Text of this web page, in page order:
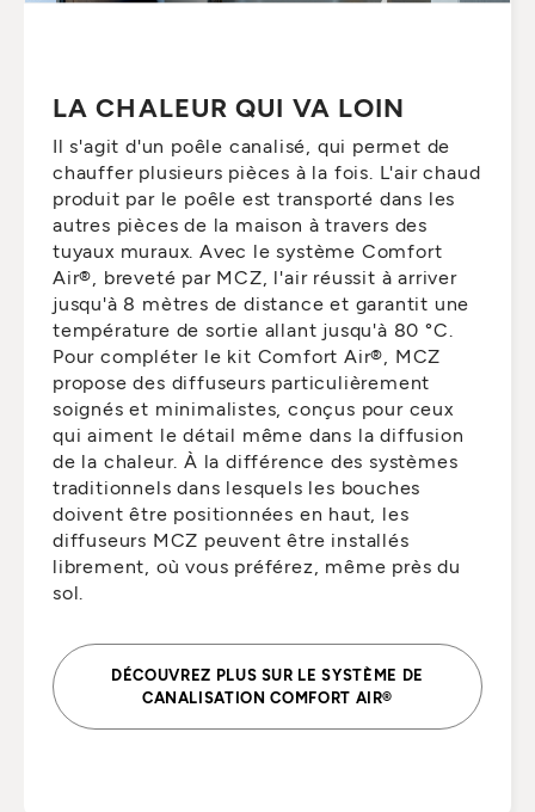
LA CHALEUR QUI VA LOIN
Il s'agit d'un poêle canalisé, qui permet de
chauffer plusieurs pièces à la fois. L'air chaud
produit par le poêle est transporté dans les
autres pièces de la maison à travers des
tuyaux muraux. Avec le système Comfort
Air®, breveté par MCZ, l'air réussit à arriver
jusqu'à 8 mètres de distance et garantit une
température de sortie allant jusqu'à 80 °C.
Pour compléter le kit Comfort Air®, MCZ
propose des diffuseurs particulièrement
soignés et minimalistes, conçus pour ceux
qui aiment le détail même dans la diffusion
de la chaleur. À la différence des systèmes
traditionnels dans lesquels les bouches
doivent être positionnées en haut, les
diffuseurs MCZ peuvent être installés
librement, où vous préférez, même près du
sol.
DÉCOUVREZ PLUS SUR LE SYSTÈME DE
CANALISATION COMFORT AIR®